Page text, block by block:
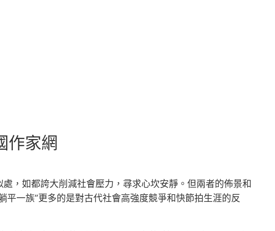
作家網
，如都誇大削減社會壓力，尋求心坎安靜。但兩者的佈景和
一族”更多的是對古代社會高強度競爭和快節拍生涯的反